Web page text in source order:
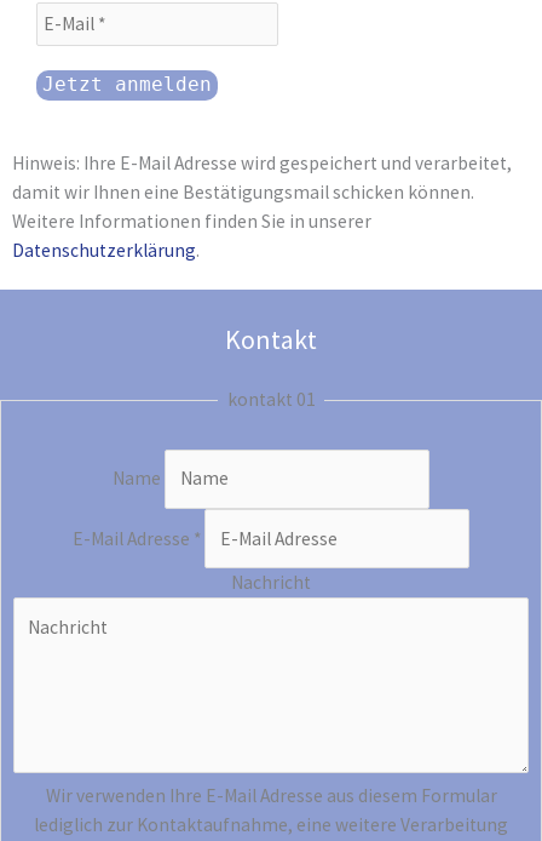
Hinweis: Ihre E-Mail Adresse wird gespeichert und verarbeitet,
damit wir Ihnen eine Bestätigungsmail schicken können.
Weitere Informationen finden Sie in unserer
Datenschutzerklärung.
Kontakt
kontakt 01
Name
E-Mail Adresse *
Nachricht
Wir verwenden Ihre E-Mail Adresse aus diesem Formular
lediglich zur Kontaktaufnahme, eine weitere Verarbeitung